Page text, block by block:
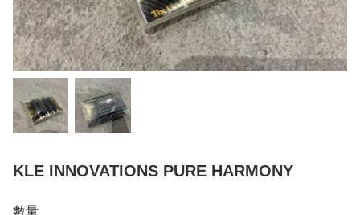
KLE INNOVATIONS PURE HARMONY
數量